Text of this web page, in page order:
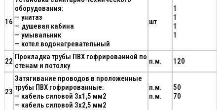
16
оборудования:
— унитаз
— душевая кабина
— умывальник
— котел водонагревательный
шт
1
1
1
1
22 Прокладка трубы ПВХ гофрированной по
стенам и потолку
п.м. 120
23
Затягивание проводов в проложенные
трубы ПВХ гофрированные:
— кабель силовой 3х1,5 мм2
— кабель силовой 3х2,5 мм2
п.м.
п.м.
50
70